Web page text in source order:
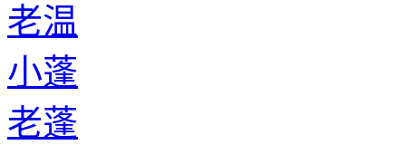
老温
小蓬
老蓬